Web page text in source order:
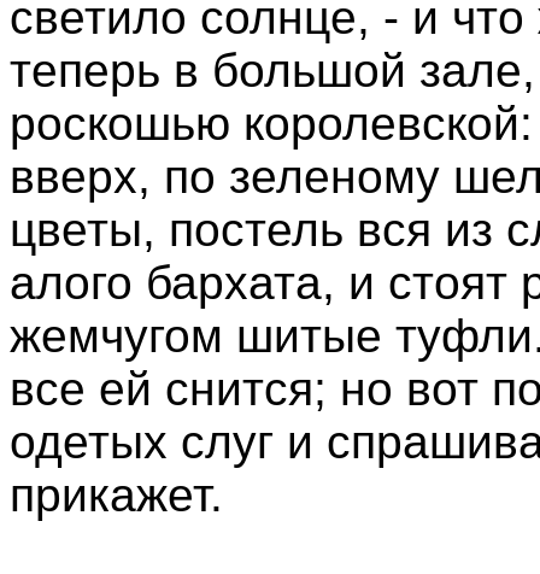
светило солнце, - и
теперь в большой
роскошью
вверх, по зеленому
цветы, постель вся из
алого бархата, и
жемчугом шитые
все ей снится; но вот
одетых слуг и
прикажет.